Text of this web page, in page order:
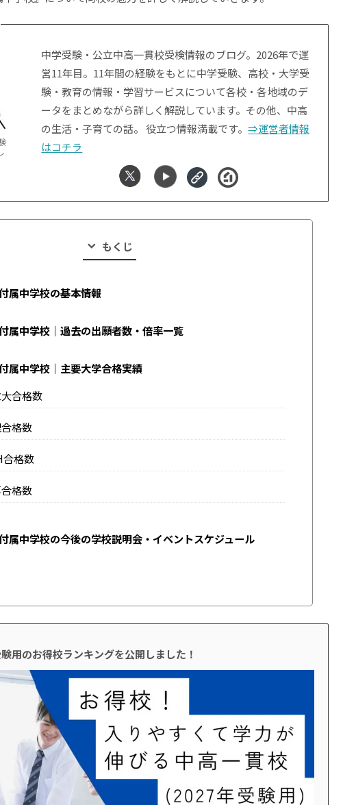
中学受験・公立中高一貫校受検情報のブログ。2026年で運
営11年目。11年間の経験をもとに中学受験、高校・大学受
験・教育の情報・学習サービスについて各校・各地域のデ
ータをまとめながら詳しく解説しています。その他、中高
の生活・子育ての話。 役立つ情報満載です。⇒運営者情報
はコチラ
もくじ
属中学校の基本情報
属中学校｜過去の出願者数・倍率一覧
属中学校｜主要大学合格実績
合格数
格数
合格数
格数
属中学校の今後の学校説明会・イベントスケジュール
用のお得校ランキングを公開しました！